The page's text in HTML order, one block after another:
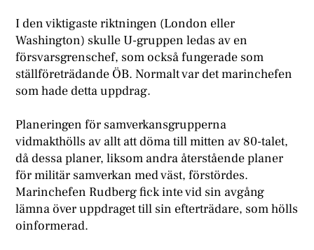
I den viktigaste riktningen (London eller
Washington) skulle U-gruppen ledas av en
försvarsgrenschef, som också fungerade som
ställföreträdande ÖB. Normalt var det marinchefen
som hade detta uppdrag.
Planeringen för samverkansgrupperna
vidmakthölls av allt att döma till mitten av 80-talet,
då dessa planer, liksom andra återstående planer
för militär samverkan med väst, förstördes.
Marinchefen Rudberg fick inte vid sin avgång
lämna över uppdraget till sin efterträdare, som hölls
oinformerad.